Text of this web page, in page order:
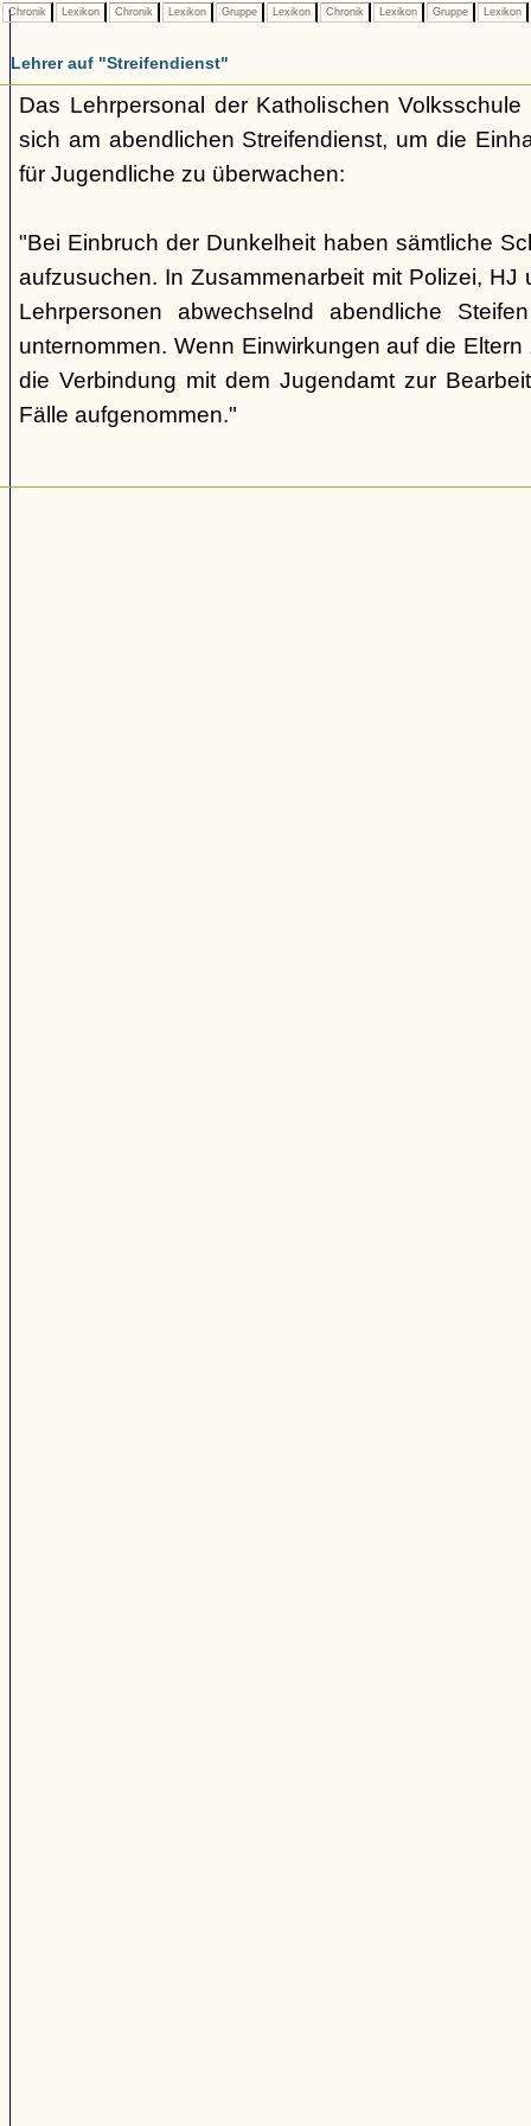
Chronik Lexikon Chronik Lexikon Gruppe Lexikon Chronik Lexikon Gruppe Lexikon
Lehrer auf "Streifendienst"
Das Lehrpersonal der Katholischen
sich am abendlichen Streifendienst, um die
für Jugendliche zu überwachen:
"Bei Einbruch der Dunkelheit haben sämtliche
aufzusuchen. In Zusammenarbeit mit Polizei, HJ
Lehrpersonen abwechselnd abendliche
unternommen. Wenn Einwirkungen auf die
die Verbindung mit dem Jugendamt zur
Fälle aufgenommen."